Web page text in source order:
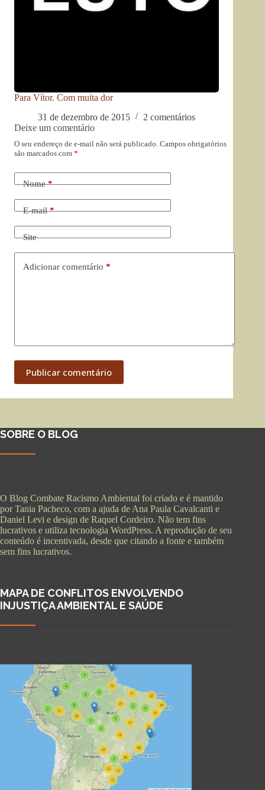
Para Vítor. Com muita dor
31 de dezembro de 2015
2 comentários
Deixe um comentário
O seu endereço de e-mail não será publicado. Campos obrigatórios
são marcados com *
Nome*
E-mail*
Site
Adicionar comentário *
Publicar comentário
SOBRE O BLOG
O Blog Combate Racismo Ambiental foi criado e é mantido
por Tania Pacheco, com a ajuda de Ana Paula Cavalcanti e
Daniel Levi e design de Raquel Cordeiro. Não tem fins
lucrativos e utiliza tecnologia WordPress. A reprodução de seu
conteúdo é incentivada, desde que citando a fonte e também
sem fins lucrativos.
MAPA DE CONFLITOS ENVOLVENDO
INJUSTIÇA AMBIENTAL E SAÚDE